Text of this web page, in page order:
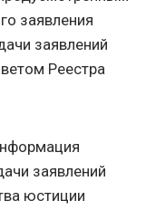
заявления
заявлений
Реестра
заявлений
юстиции